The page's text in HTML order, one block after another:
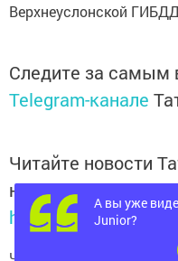
Верхнеуслонской
Следите за
Telegram-канале
Читайте новости
национальном
https://max.ru/
А вы уже
Junior?